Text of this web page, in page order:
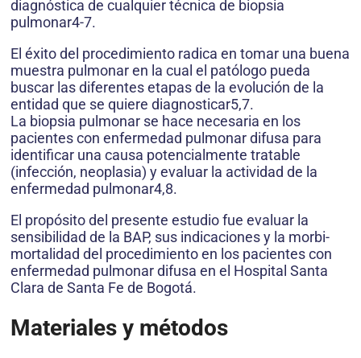
diagnóstica de cualquier técnica de biopsia
pulmonar4-7.
El éxito del procedimiento radica en tomar una buena
muestra pulmonar en la cual el patólogo pueda
buscar las diferentes etapas de la evolución de la
entidad que se quiere diagnosticar5,7.
La biopsia pulmonar se hace necesaria en los
pacientes con enfermedad pulmonar difusa para
identificar una causa potencialmente tratable
(infección, neoplasia) y evaluar la actividad de la
enfermedad pulmonar4,8.
El propósito del presente estudio fue evaluar la
sensibilidad de la BAP, sus indicaciones y la morbi-
mortalidad del procedimiento en los pacientes con
enfermedad pulmonar difusa en el Hospital Santa
Clara de Santa Fe de Bogotá.
Materiales y métodos